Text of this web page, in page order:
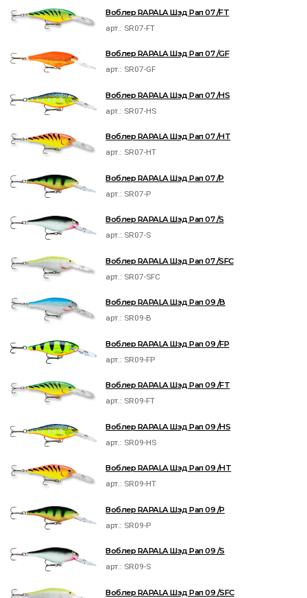
Воблер RAPALA Шэд Рап 07 /FT
арт.: SR07-FT
Воблер RAPALA Шэд Рап 07 /GF
арт.: SR07-GF
Воблер RAPALA Шэд Рап 07 /HS
арт.: SR07-HS
Воблер RAPALA Шэд Рап 07 /HT
арт.: SR07-HT
Воблер RAPALA Шэд Рап 07 /P
арт.: SR07-P
Воблер RAPALA Шэд Рап 07 /S
арт.: SR07-S
Воблер RAPALA Шэд Рап 07 /SFC
арт.: SR07-SFC
Воблер RAPALA Шэд Рап 09 /B
арт.: SR09-B
Воблер RAPALA Шэд Рап 09 /FP
арт.: SR09-FP
Воблер RAPALA Шэд Рап 09 /FT
арт.: SR09-FT
Воблер RAPALA Шэд Рап 09 /HS
арт.: SR09-HS
Воблер RAPALA Шэд Рап 09 /HT
арт.: SR09-HT
Воблер RAPALA Шэд Рап 09 /P
арт.: SR09-P
Воблер RAPALA Шэд Рап 09 /S
арт.: SR09-S
Воблер RAPALA Шэд Рап 09 /SFC